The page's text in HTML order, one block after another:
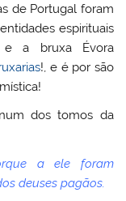
de Portugal foram
espirituais
e a bruxa Évora
!, e é por são
dos tomos da
a ele foram
deuses pagãos.